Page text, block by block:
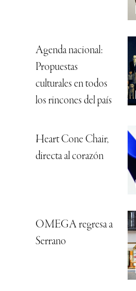
Agenda nacional:
Propuestas
culturales en todos
los rincones del país
Heart Cone Chair,
directa al corazón
OMEGA regresa a
Serrano